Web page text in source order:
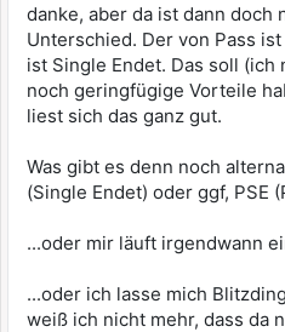
danke, aber da ist dann doch
Unterschied. Der von Pass
ist Single Endet. Das soll (ich
noch geringfügige Vorteile
liest sich das ganz gut.
Was gibt es denn noch
(Single Endet) oder ggf, PSE
...oder mir läuft irgendwann
...oder ich lasse mich
weiß ich nicht mehr, dass da